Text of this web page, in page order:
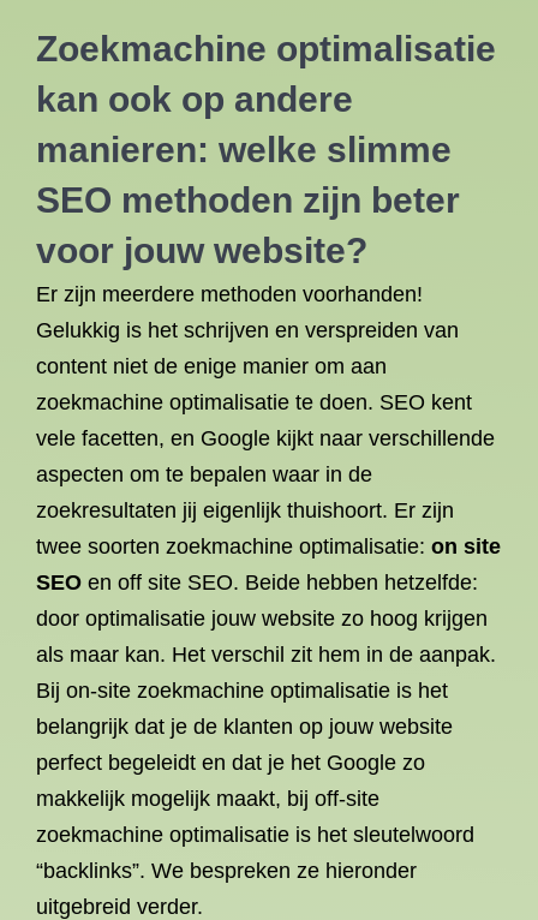
Zoekmachine optimalisatie
kan ook op andere
manieren: welke slimme
SEO methoden zijn beter
voor jouw website?
Er zijn meerdere methoden voorhanden!
Gelukkig is het schrijven en verspreiden van
content niet de enige manier om aan
zoekmachine optimalisatie te doen. SEO kent
vele facetten, en Google kijkt naar verschillende
aspecten om te bepalen waar in de
zoekresultaten jij eigenlijk thuishoort. Er zijn
twee soorten zoekmachine optimalisatie: on site
SEO en off site SEO. Beide hebben hetzelfde:
door optimalisatie jouw website zo hoog krijgen
als maar kan. Het verschil zit hem in de aanpak.
Bij on-site zoekmachine optimalisatie is het
belangrijk dat je de klanten op jouw website
perfect begeleidt en dat je het Google zo
makkelijk mogelijk maakt, bij off-site
zoekmachine optimalisatie is het sleutelwoord
“backlinks”. We bespreken ze hieronder
uitgebreid verder.